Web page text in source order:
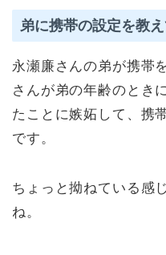
弟に携帯の設定を教
永瀬廉さんの弟が携帯
さんが弟の年齢のとき
たことに嫉妬して、携
です。
ちょっと拗ねている感
ね。